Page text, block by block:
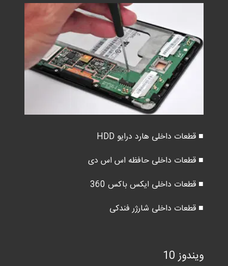
■ قطعات داخلی هارد درایو HDD
■ قطعات داخلی حافظه اس اس دی
■ قطعات داخلی ایکس باکس 360
■ قطعات داخلی شارژر فندکی
ویندوز 10